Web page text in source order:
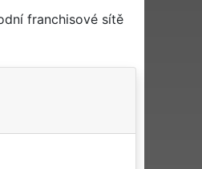
franchisové sítě